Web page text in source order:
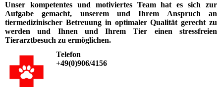
Unser kompetentes und motiviertes Team hat es sich zur
Aufgabe gemacht, unserem und Ihrem Anspruch an
tiermedizinischer Betreuung in optimaler Qualität gerecht zu
werden und Ihnen und Ihrem Tier einen stressfreien
Tierarztbesuch zu ermöglichen.
Telefon
+49(0)906/4156